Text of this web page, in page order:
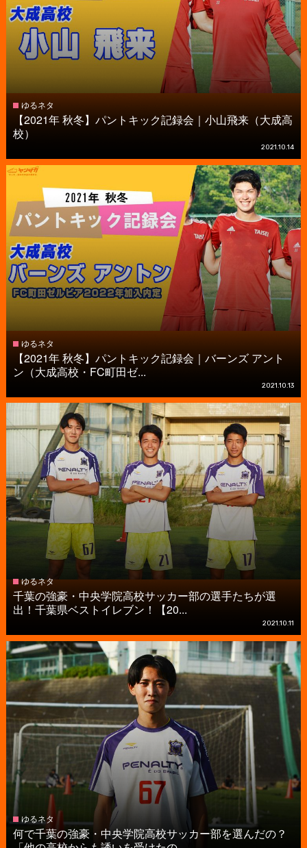
ゆるネタ
【2021年 秋冬】パントキック記録会｜小山飛来（大成高
校）
2021.10.14
ゆるネタ
【2021年 秋冬】パントキック記録会｜バーンズ アント
ン（大成高校・FC町田ゼ...
2021.10.13
ゆるネタ
千葉の強豪・中央学院高校サッカー部の選手たちが選
出！千葉県ベストイレブン！【20...
2021.10.11
ゆるネタ
何で千葉の強豪・中央学院高校サッカー部を選んだの？